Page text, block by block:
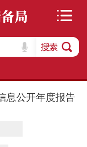
息公开年度报告